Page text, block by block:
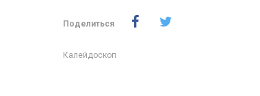
Поделиться
Калейдоскоп